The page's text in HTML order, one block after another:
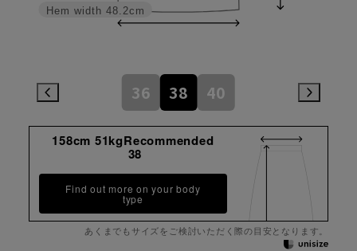
Hem width 48.2cm
36 38 40
158cm 51kgRecommended
38
Find out more on your body
type
あくまでもサイズをご検討いただく際の目安となります。